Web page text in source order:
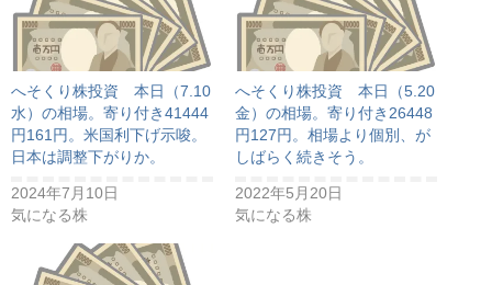
へそくり株投資 本日（7.10
水）の相場。寄り付き41444
円161円。米国利下げ示唆。
日本は調整下がりか。
2024年7月10日
気になる株
へそくり株投資 本日（5.20
金）の相場。寄り付き26448
円127円。相場より個別、が
しばらく続きそう。
2022年5月20日
気になる株